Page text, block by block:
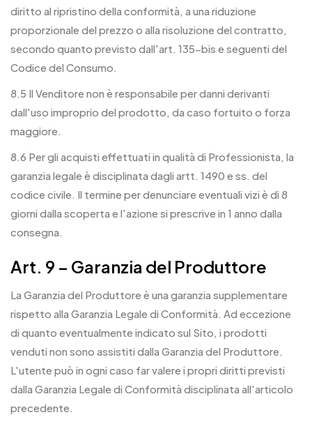
diritto al ripristino della conformità, a una riduzione
proporzionale del prezzo o alla risoluzione del contratto,
secondo quanto previsto dall'art. 135-bis e seguenti del
Codice del Consumo.
8.5 Il Venditore non è responsabile per danni derivanti
dall'uso improprio del prodotto, da caso fortuito o forza
maggiore.
8.6 Per gli acquisti effettuati in qualità di Professionista, la
garanzia legale è disciplinata dagli artt. 1490 e ss. del
codice civile. Il termine per denunciare eventuali vizi è di 8
giorni dalla scoperta e l'azione si prescrive in 1 anno dalla
consegna.
Art. 9 – Garanzia del Produttore
La Garanzia del Produttore è una garanzia supplementare
rispetto alla Garanzia Legale di Conformità. Ad eccezione
di quanto eventualmente indicato sul Sito, i prodotti
venduti non sono assistiti dalla Garanzia del Produttore.
L'utente può in ogni caso far valere i propri diritti previsti
dalla Garanzia Legale di Conformità disciplinata all'articolo
precedente.